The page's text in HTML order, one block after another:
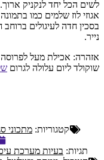
לשים הכל יחד לנקניק
אגוזי לוז שלמים כמו
בסכין חדה לעיגולים
נייר.
אזהרה: אכילת מעל
שוקולד ליום עלולה לגרום
קטגוריות: מתכוני
תגיות: בעיות מערכת